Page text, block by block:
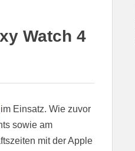
Watch 4
im Einsatz. Wie zuvor
sowie am
mit der Apple